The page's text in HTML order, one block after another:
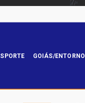
GOIÁS/ENTORNO